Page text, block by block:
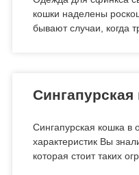
кошки наделены
бывают случаи, когда
Сингапурская кошка в
характеристик Вы
которая стоит таких